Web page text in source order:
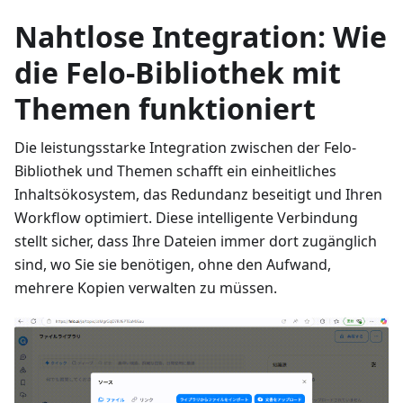
Nahtlose Integration: Wie
die Felo-Bibliothek mit
Themen funktioniert
Die leistungsstarke Integration zwischen der Felo-
Bibliothek und Themen schafft ein einheitliches
Inhaltsökosystem, das Redundanz beseitigt und Ihren
Workflow optimiert. Diese intelligente Verbindung
stellt sicher, dass Ihre Dateien immer dort zugänglich
sind, wo Sie sie benötigen, ohne den Aufwand,
mehrere Kopien verwalten zu müssen.